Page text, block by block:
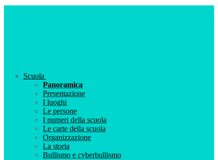
Scuola
Panoramica
Presentazione
I luoghi
Le persone
I numeri della scuola
Le carte della scuola
Organizzazione
La storia
Bullismo e cyberbullismo